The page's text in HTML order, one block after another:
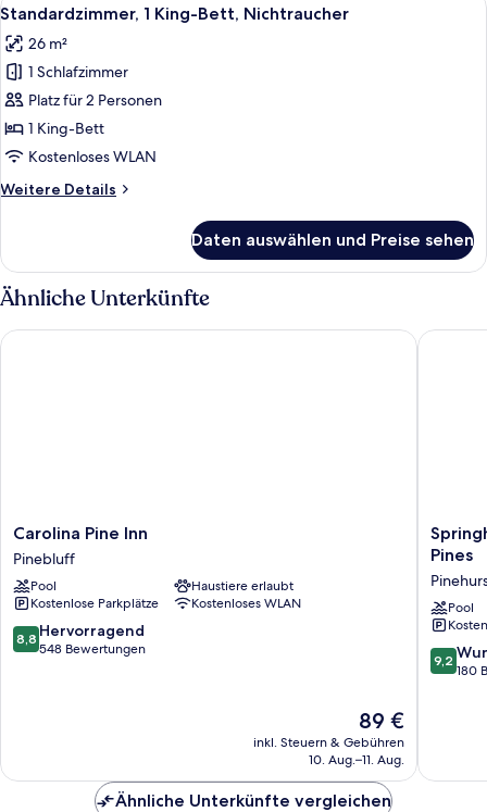
Nichtraucher
Fotos
für
Standardzimmer,
1 King-
Bett,
Nichtraucher
8
Standardzimmer, 1 King-Bett, Nichtraucher
26 m²
1 Schlafzimmer
Platz für 2 Personen
1 King-Bett
Kostenloses WLAN
Weitere Details
Weitere
1 King-
Bett,
Nichtraucher
Daten auswählen und Preise sehen
Ähnliche Unterkünfte
Carolina
Pine
Inn
Pinebluff
Carolina Pine Inn
Pinebluff
Pool
Haustiere erlaubt
Kostenlose Parkplätze
Kostenloses WLAN
8.8
von
8,8 Hervorragend
548 Bewertungen
Der
Preis
beträgt
89 €
inkl. Steuern & Gebühren
10. Aug.–11. Aug.
Carolina Pine Inn
Suites
Marriott
Pines
Pines
Pool
9.2
von
9,2
180
Ähnliche Unterkünfte vergleichen